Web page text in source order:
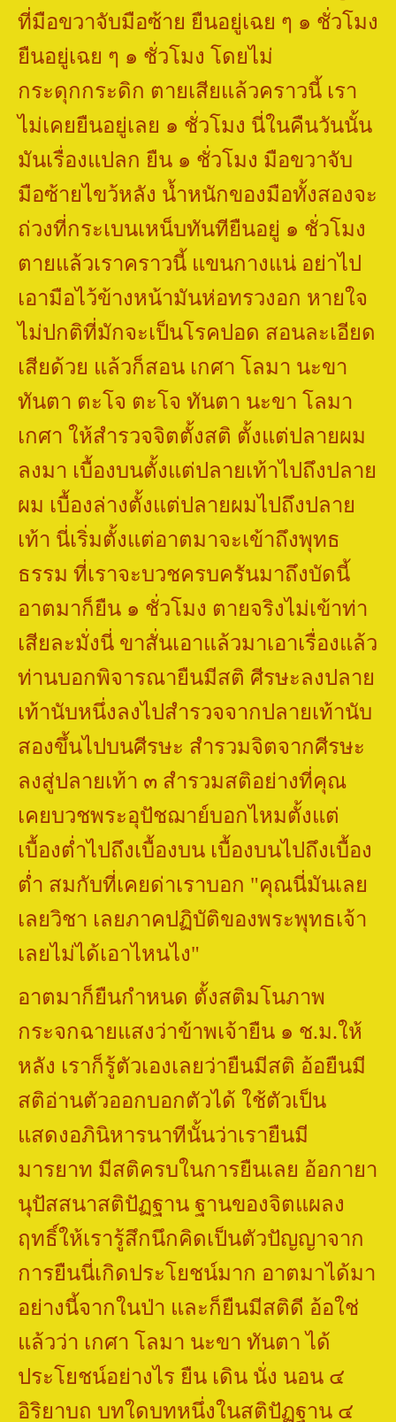
ที่มือขวาจับมือซ้าย ยืนอยู่เฉย ๆ ๑ ชั่วโมง
ยืนอยู่เฉย ๆ ๑ ชั่วโมง โดยไม่
กระดุกกระดิก ตายเสียแล้วคราวนี้ เรา
ไม่เคยยืนอยู่เลย ๑ ชั่วโมง นี่ในคืนวันนั้น
มันเรื่องแปลก ยืน ๑ ชั่วโมง มือขวาจับ
มือซ้ายไขว้หลัง น้ำหนักของมือทั้งสองจะ
ถ่วงที่กระเบนเหน็บทันทียืนอยู่ ๑ ชั่วโมง
ตายแล้วเราคราวนี้ แขนกางแน่ อย่าไป
เอามือไว้ข้างหน้ามันห่อทรวงอก หายใจ
ไม่ปกติที่มักจะเป็นโรคปอด สอนละเอียด
เสียด้วย แล้วก็สอน เกศา โลมา นะขา
ทันตา ตะโจ ตะโจ ทันตา นะขา โลมา
เกศา ให้สำรวจจิตตั้งสติ ตั้งแต่ปลายผม
ลงมา เบื้องบนตั้งแต่ปลายเท้าไปถึงปลาย
ผม เบื้องล่างตั้งแต่ปลายผมไปถึงปลาย
เท้า นี่เริ่มตั้งแต่อาตมาจะเข้าถึงพุทธ
ธรรม ที่เราจะบวชครบครันมาถึงบัดนี้
อาตมาก็ยืน ๑ ชั่วโมง ตายจริงไม่เข้าท่า
เสียละมั่งนี่ ขาสั่นเอาแล้วมาเอาเรื่องแล้ว
ท่านบอกพิจารณายืนมีสติ ศีรษะลงปลาย
เท้านับหนึ่งลงไปสำรวจจากปลายเท้านับ
สองขึ้นไปบนศีรษะ สำรวมจิตจากศีรษะ
ลงสู่ปลายเท้า ๓ สำรวมสติอย่างที่คุณ
เคยบวชพระอุปัชฌาย์บอกไหมตั้งแต่
เบื้องต่ำไปถึงเบื้องบน เบื้องบนไปถึงเบื้อง
ต่ำ สมกับที่เคยด่าเราบอก "คุณนี่มันเลย
เลยวิชา เลยภาคปฏิบัติของพระพุทธเจ้า
เลยไม่ได้เอาไหนไง"
อาตมาก็ยืนกำหนด ตั้งสติมโนภาพ
กระจกฉายแสงว่าข้าพเจ้ายืน ๑ ช.ม.ให้
หลัง เราก็รู้ตัวเองเลยว่ายืนมีสติ อ้อยืนมี
สติอ่านตัวออกบอกตัวได้ ใช้ตัวเป็น
แสดงอภินิหารนาทีนั้นว่าเรายืนมี
มารยาท มีสติครบในการยืนเลย อ้อกายา
นุปัสสนาสติปัฏฐาน ฐานของจิตแผลง
ฤทธิ์ให้เรารู้สึกนึกคิดเป็นตัวปัญญาจาก
การยืนนี่เกิดประโยชน์มาก อาตมาได้มา
อย่างนี้จากในป่า และก็ยืนมีสติดี อ้อใช่
แล้วว่า เกศา โลมา นะขา ทันตา ได้
ประโยชน์อย่างไร ยืน เดิน นั่ง นอน ๔
อิริยาบถ บทใดบทหนึ่งในสติปัฏฐาน ๔